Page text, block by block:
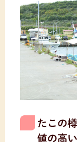
たこの
値の高